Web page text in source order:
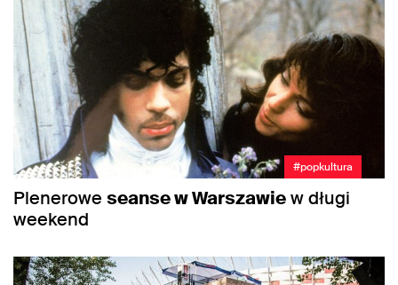
#popkultura
Plenerowe seanse w Warszawiew długi
weekend